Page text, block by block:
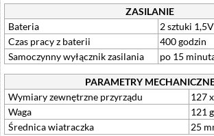
ZASILANIE
Bateria
2 sztuki
Czas pracy z baterii
400 godzin
Samoczynny wyłącznik zasilania
po 15
PARAMETRY
Wymiary zewnętrzne przyrządu
127
Waga
121 g
Średnica wiatraczka
25